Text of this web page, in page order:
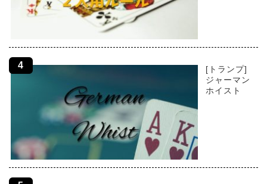
[トランプ]
ジャーマン
ホイスト